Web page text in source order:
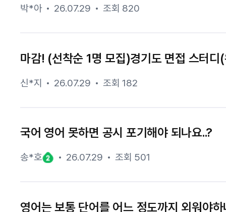
박*아 26.07.29 조회 820
마감! (선착순 1명 모집)경기도 면접 스터디
신*지 26.07.29 조회 182
국어 영어 못하면 공시 포기해야 되나요..?
송*호 26.07.29 조회 501
영어는 보통 단어를 어느 정도까지 외워야